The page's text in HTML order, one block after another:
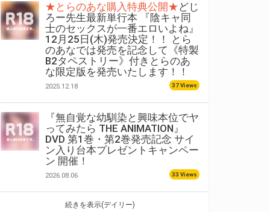
★とらのあな購入特典公開★どじ
ろー先生最新単行本 『陰キャ同
士のセックスが一番エロいよね』
12月25日(木)発売決定！！ とら
のあなでは発売を記念して《特製
B2タペストリー》付きとらのあ
な限定版を発売いたします！！
2025.12.18 37 Views
『無自覚な幼馴染と興味本位でヤ
ってみたら THE ANIMATION』
DVD 第1巻・第2巻発売記念 サイ
ン入り台本プレゼントキャンペー
ン 開催！
2026.08.06 33 Views
続きを表示(デイリー)